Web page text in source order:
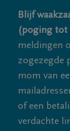
Blijf
(poging
meldingen
zogezegde
mom van
of een
verdachte